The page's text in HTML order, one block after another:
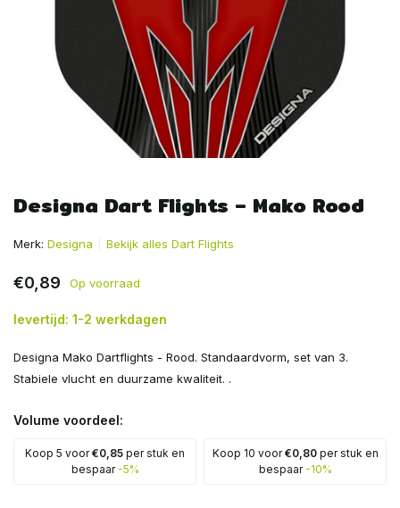
Designa Dart Flights – Mako Rood
Merk: Designa Bekijk alles Dart Flights
€0,89 Op voorraad
levertijd: 1-2 werkdagen
Designa Mako Dartflights - Rood. Standaardvorm, set van 3.
Stabiele vlucht en duurzame kwaliteit. .
Volume voordeel:
Koop 5 voor€0,85 per stuk en
bespaar -5%
Koop 10 voor€0,80per stuk en
bespaar -10%